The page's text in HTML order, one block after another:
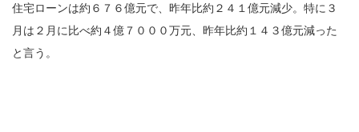
住宅ローンは約６７６億元で、昨年比約２４１億元減少。特に３
月は２月に比べ約４億７０００万元、昨年比約１４３億元減った
と言う。